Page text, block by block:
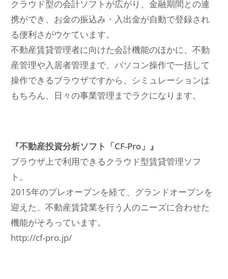
クラウド型の会計ソフトが広がり、金融期間との連
携ができ、お金の振込み・入出金が自動で登録され
る便利さがウケています。
不動産賃貸管理者に向けた会計機能のほかに、不動
産管理や入居者管理まで、パソコン操作で一括して
操作できるブラウザですから、シミュレーションは
もちろん、日々の事業管理までラクになります。
『不動産投資分析ソフト「CF-Pro」』
ブラウザ上で利用できるクラウド型賃貸管理ソフ
ト。
2015年のプレオープンを経て、グランドオープンを
迎えた、不動産賃貸業を行う人のニーズに合わせた
機能がそろっています。
http://cf-pro.jp/